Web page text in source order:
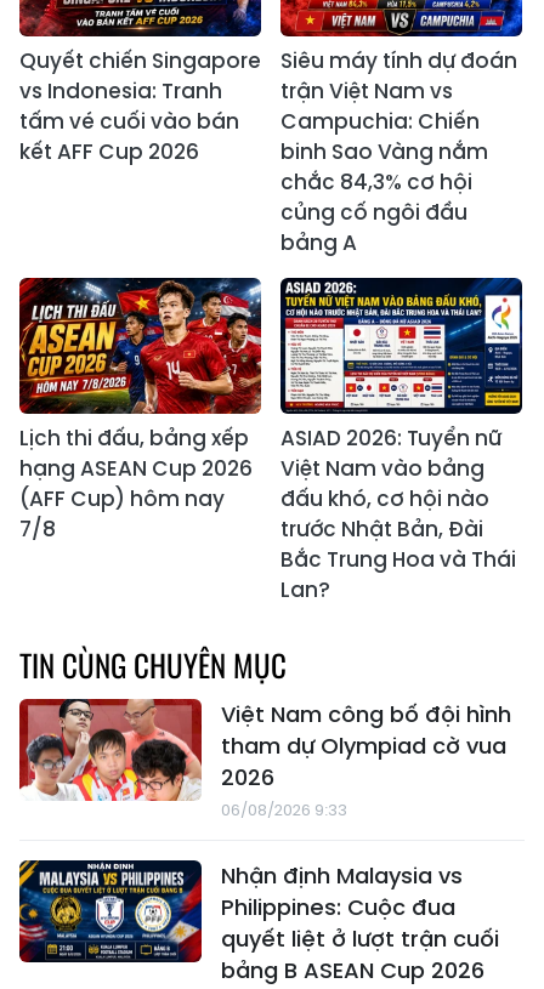
Quyết chiến Singapore
vs Indonesia: Tranh
tấm vé cuối vào bán
kết AFF Cup 2026
Siêu máy tính dự đoán
trận Việt Nam vs
Campuchia: Chiến
binh Sao Vàng nắm
chắc 84,3% cơ hội
củng cố ngôi đầu
bảng A
Lịch thi đấu, bảng xếp
hạng ASEAN Cup 2026
(AFF Cup) hôm nay
7/8
ASIAD 2026: Tuyển nữ
Việt Nam vào bảng
đấu khó, cơ hội nào
trước Nhật Bản, Đài
Bắc Trung Hoa và Thái
Lan?
TIN CÙNG CHUYÊN MỤC
Việt Nam công bố đội hình
tham dự Olympiad cờ vua
2026
06/08/2026 9:33
Nhận định Malaysia vs
Philippines: Cuộc đua
quyết liệt ở lượt trận cuối
bảng B ASEAN Cup 2026